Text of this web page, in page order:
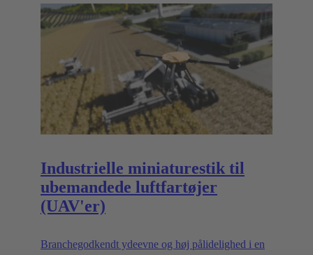
Industrielle miniaturestik til
ubemandede luftfartøjer
(UAV'er)
Branchegodkendt ydeevne og høj pålidelighed i en